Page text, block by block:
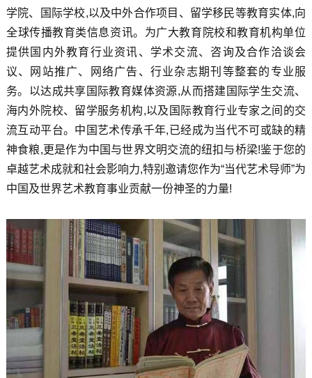
学院、国际学校,以及中外合作项目、留学移民等教育实体,向
全球传播教育类信息资讯。为广大教育院校和教育机构单位
提供国内外教育行业资讯、学术交流、咨询及合作洽谈会
议、网站推广、网络广告、行业杂志期刊等整套的专业服
务。以达成共享国际教育媒体资源,从而搭建国际学生交流、
海内外院校、留学服务机构,以及国际教育行业专家之间的交
流互动平台。中国艺术传承千年,已经成为当代不可或缺的精
神食粮,更是作为中国与世界文明交流的纽扣与桥梁!鉴于您的
卓越艺术成就和社会影响力,特别邀请您作为“当代艺术导师”为
中国及世界艺术教育事业贡献一份神圣的力量!